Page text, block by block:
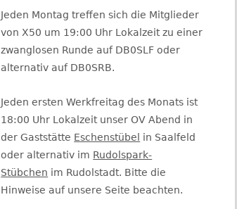
Seitenleiste
Jeden Montag treffen sich die Mitglieder
von X50 um 19:00 Uhr Lokalzeit zu einer
zwanglosen Runde auf DB0SLF oder
alternativ auf DB0SRB.
Jeden ersten Werkfreitag des Monats ist
18:00 Uhr Lokalzeit unser OV Abend in
der Gaststätte Eschenstübel
in Saalfeld
oder alternativ im Rudolspark-
Stübchen im Rudolstadt. Bitte die
Hinweise auf unsere Seite beachten.